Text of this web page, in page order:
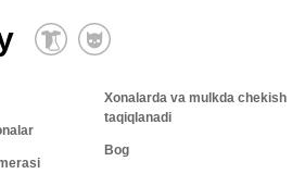
Xonalarda va mulkda chekish
taqiqlanadi
Bog